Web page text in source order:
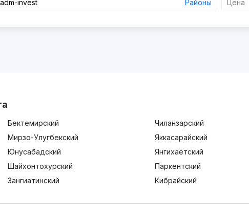
Районы Цена
Бектемирский
Чиланзарский
Мирзо-Улугбекский
Яккасарайский
Юнусабадский
Янгихаётский
Шайхонтохурский
Паркентский
Зангиатинский Кибрайский